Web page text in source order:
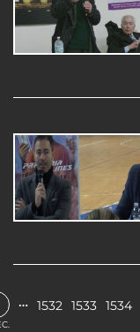
… 1532 1533 1534